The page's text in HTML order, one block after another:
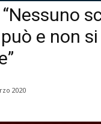
e non
2020